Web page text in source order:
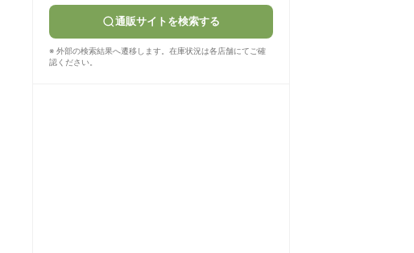
通販サイトを検索する
※ 外部の検索結果へ遷移します。在庫状況は各店舗にてご確
認ください。